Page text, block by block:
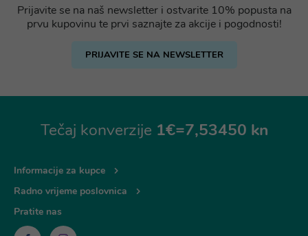
Prijavite se na naš newsletter i ostvarite 10% popusta na
prvu kupovinu te prvi saznajte za akcije i pogodnosti!
PRIJAVITE SE NA NEWSLETTER
Tečaj konverzije 1€=7,53450 kn
Informacije za kupce
Radno vrijeme poslovnica
Pratite nas